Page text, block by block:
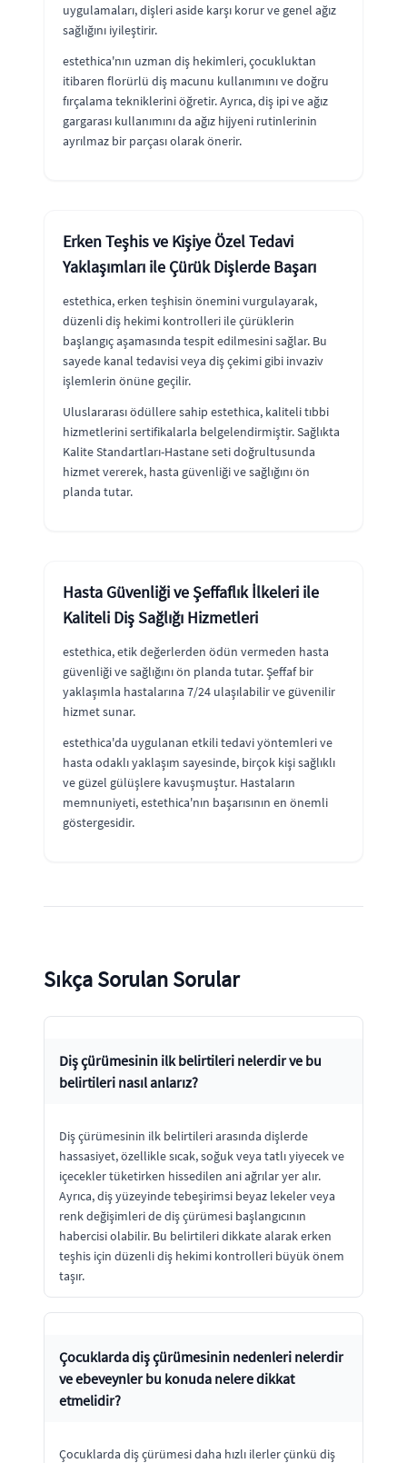
uygulamaları, dişleri aside karşı korur ve genel ağız
sağlığını iyileştirir.
estethica'nın uzman diş hekimleri, çocukluktan
itibaren florürlü diş macunu kullanımını ve doğru
fırçalama tekniklerini öğretir. Ayrıca, diş ipi ve ağız
gargarası kullanımını da ağız hijyeni rutinlerinin
ayrılmaz bir parçası olarak önerir.
Erken Teşhis ve Kişiye Özel Tedavi
Yaklaşımları ile Çürük Dişlerde Başarı
estethica, erken teşhisin önemini vurgulayarak,
düzenli diş hekimi kontrolleri ile çürüklerin
başlangıç aşamasında tespit edilmesini sağlar. Bu
sayede kanal tedavisi veya diş çekimi gibi invaziv
işlemlerin önüne geçilir.
Uluslararası ödüllere sahip estethica, kaliteli tıbbi
hizmetlerini sertifikalarla belgelendirmiştir. Sağlıkta
Kalite Standartları-Hastane seti doğrultusunda
hizmet vererek, hasta güvenliği ve sağlığını ön
planda tutar.
Hasta Güvenliği ve Şeffaflık İlkeleri ile
Kaliteli Diş Sağlığı Hizmetleri
estethica, etik değerlerden ödün vermeden hasta
güvenliği ve sağlığını ön planda tutar. Şeffaf bir
yaklaşımla hastalarına 7/24 ulaşılabilir ve güvenilir
hizmet sunar.
estethica'da uygulanan etkili tedavi yöntemleri ve
hasta odaklı yaklaşım sayesinde, birçok kişi sağlıklı
ve güzel gülüşlere kavuşmuştur. Hastaların
memnuniyeti, estethica'nın başarısının en önemli
göstergesidir.
Sıkça Sorulan Sorular
Diş çürümesinin ilk belirtileri nelerdir ve bu
belirtileri nasıl anlarız?
Diş çürümesinin ilk belirtileri arasında dişlerde
hassasiyet, özellikle sıcak, soğuk veya tatlı yiyecek ve
içecekler tüketirken hissedilen ani ağrılar yer alır.
Ayrıca, diş yüzeyinde tebeşirimsi beyaz lekeler veya
renk değişimleri de diş çürümesi başlangıcının
habercisi olabilir. Bu belirtileri dikkate alarak erken
teşhis için düzenli diş hekimi kontrolleri büyük önem
taşır.
Çocuklarda diş çürümesinin nedenleri nelerdir
ve ebeveynler bu konuda nelere dikkat
etmelidir?
Çocuklarda diş çürümesi daha hızlı ilerler çünkü diş